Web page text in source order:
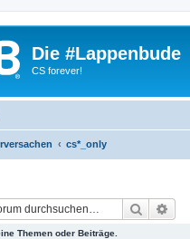
Die #Lappenbude
CS forever!
cs*_only
Suche
Themen oder Beiträge.